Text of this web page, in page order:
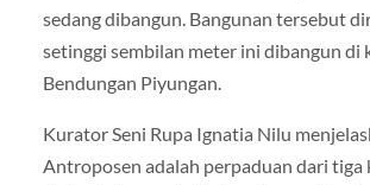
sedang dibangun. Bangunan tersebut
setinggi sembilan meter ini dibangun di
Bendungan Piyungan.
Kurator Seni Rupa Ignatia Nilu
Antroposen adalah perpaduan dari tiga